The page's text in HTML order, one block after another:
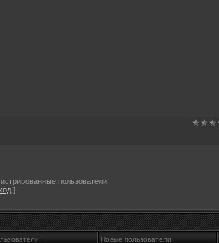
пользователи.
]
Новые пользователи